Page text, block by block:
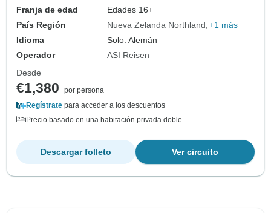
Franja de edad
Edades 16+
País Región
Nueva Zelanda Northland +1 más
Idioma
Solo: Alemán
Operador
ASI Reisen
Desde
€1,380
por persona
Regístrate para acceder a los descuentos
Precio basado en una habitación privada doble
Ver circuito
Descargar folleto